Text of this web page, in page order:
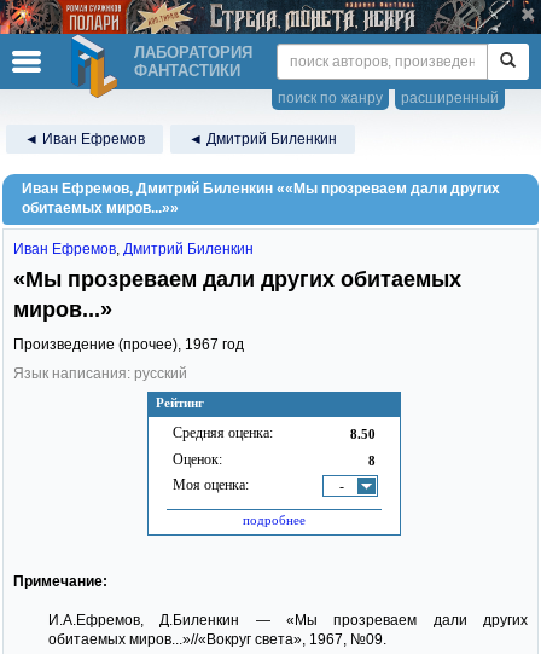
ЛАБОРАТОРИЯ
ФАНТАСТИКИ
расширенный
поиск по жанру
◄ Иван Ефремов ◄ Дмитрий Биленкин
Иван Ефремов, Дмитрий Биленкин ««Мы прозреваем дали других
обитаемых миров...»»
Рейтинг
Средняя оценка: 8.50
Оценок: 8
Моя оценка: -
подробнее
Иван Ефремов, Дмитрий Биленкин
«Мы прозреваем дали других обитаемых
миров...»
Произведение (прочее), 1967 год
Язык написания: русский
Примечание:
И.А.Ефремов, Д.Биленкин — «Мы прозреваем дали других
обитаемых миров...»//«Вокруг света», 1967, №09.